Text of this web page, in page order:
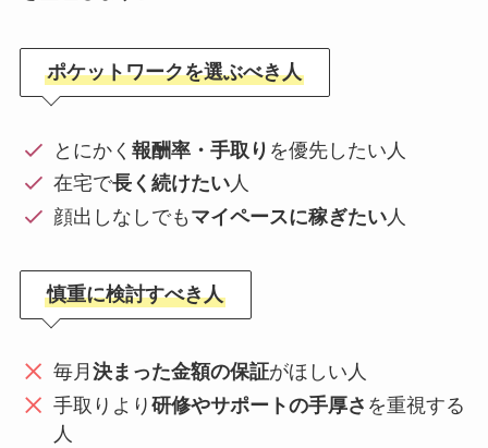
ポケットワークを選ぶべき人
とにかく報酬率・手取り を優先したい人
在宅で長く続けたい人
顔出しなしでも マイペースに稼ぎたい 人
慎重に検討すべき人
毎月決まった金額の保証がほしい人
手取りより研修やサポートの手厚さ を重視する
人